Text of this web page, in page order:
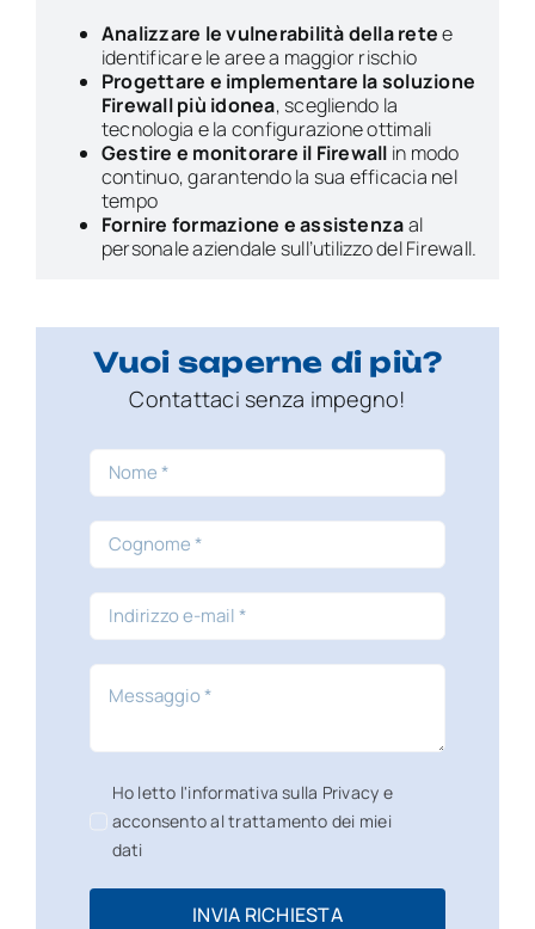
Analizzare le vulnerabilità della retee
identificare le aree a maggior rischio
Progettare e implementare la soluzione
Firewall più idonea, scegliendo la
tecnologia e la configurazione ottimali
Gestire e monitorare il Firewall in modo
continuo, garantendo la sua efficacia nel
tempo
Fornire formazione e assistenzaal
personale aziendale sull’utilizzo del Firewall.
Vuoi saperne di più?
Contattaci senza impegno!
Ho letto l'informativa sulla Privacy e
acconsento al trattamento dei miei
dati
INVIA RICHIESTA